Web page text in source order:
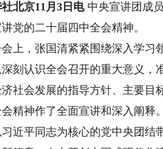
京11月3日电中央宣讲团成
党的二十届四中全会精神。
，张国清紧紧围绕深入学习
刻认识全会召开的重大意义，
社会发展的指导方针、主要目
精神作了全面宣讲和深入阐释
近平同志为核心的党中央团结